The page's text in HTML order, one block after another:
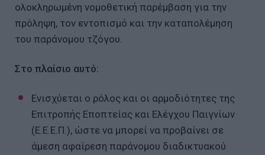
ολοκληρωμένη νομοθετική παρέμβαση για την
πρόληψη, τον εντοπισμό και την καταπολέμηση
του παράνομου τζόγου.
Στο πλαίσιο αυτό:
Ενισχύεται ο ρόλος και οι αρμοδιότητες της
Επιτροπής Εποπτείας και Ελέγχου Παιγνίων
(Ε.Ε.Ε.Π.), ώστε να μπορεί να προβαίνει σε
άμεση αφαίρεση παράνομου διαδικτυακού